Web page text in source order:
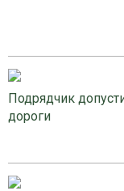
Подрядчик
дороги